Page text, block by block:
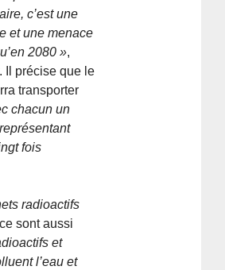
c’est une
et une menace
2080 »,
Il précise que le
transporter
chacun un
fois
radioactifs
sont aussi
et
l’eau et